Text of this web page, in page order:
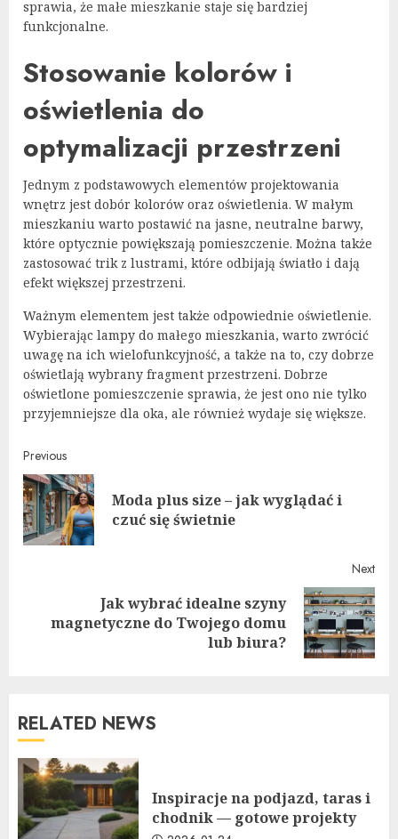
sprawia, że małe mieszkanie staje się bardziej
funkcjonalne.
Stosowanie kolorów i
oświetlenia do
optymalizacji przestrzeni
Jednym z podstawowych elementów projektowania
wnętrz jest dobór kolorów oraz oświetlenia. W małym
mieszkaniu warto postawić na jasne, neutralne barwy,
które optycznie powiększają pomieszczenie. Można także
zastosować trik z lustrami, które odbijają światło i dają
efekt większej przestrzeni.
Ważnym elementem jest także odpowiednie oświetlenie.
Wybierając lampy do małego mieszkania, warto zwrócić
uwagę na ich wielofunkcyjność, a także na to, czy dobrze
oświetlają wybrany fragment przestrzeni. Dobrze
oświetlone pomieszczenie sprawia, że jest ono nie tylko
przyjemniejsze dla oka, ale również wydaje się większe.
Continue
Reading
Previous
Moda plus size – jak wyglądać i
czuć się świetnie
Next
Next
Jak wybrać idealne szyny
magnetyczne do Twojego domu
lub biura?
RELATED NEWS
Inspiracje na podjazd, taras i
chodnik — gotowe projekty